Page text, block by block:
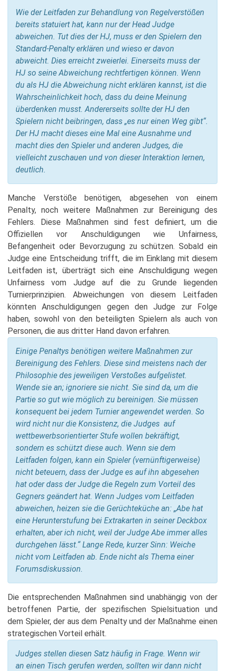
Wie der Leitfaden zur Behandlung von Regelverstößen
bereits statuiert hat, kann nur der Head Judge
abweichen. Tut dies der HJ, muss er den Spielern den
Standard-Penalty erklären und wieso er davon
abweicht. Dies erreicht zweierlei. Einerseits muss der
HJ so seine Abweichung rechtfertigen können. Wenn
du als HJ die Abweichung nicht erklären kannst, ist die
Wahrscheinlichkeit hoch, dass du deine Meinung
überdenken musst. Andererseits sollte der HJ den
Spielern nicht beibringen, dass „es nur einen Weg gibt“.
Der HJ macht dieses eine Mal eine Ausnahme und
macht dies den Spieler und anderen Judges, die
vielleicht zuschauen und von dieser Interaktion lernen,
deutlich.
Manche Verstöße benötigen, abgesehen von einem
Penalty, noch weitere Maßnahmen zur Bereinigung des
Fehlers. Diese Maßnahmen sind fest definiert, um die
Offiziellen vor Anschuldigungen wie Unfairness,
Befangenheit oder Bevorzugung zu schützen. Sobald ein
Judge eine Entscheidung trifft, die im Einklang mit diesem
Leitfaden ist, überträgt sich eine Anschuldigung wegen
Unfairness vom Judge auf die zu Grunde liegenden
Turnierprinzipien. Abweichungen von diesem Leitfaden
könnten Anschuldigungen gegen den Judge zur Folge
haben, sowohl von den beteiligten Spielern als auch von
Personen, die aus dritter Hand davon erfahren.
Einige Penaltys benötigen weitere Maßnahmen zur
Bereinigung des Fehlers. Diese sind meistens nach der
Philosophie des jeweiligen Verstoßes aufgelistet.
Wende sie an; ignoriere sie nicht. Sie sind da, um die
Partie so gut wie möglich zu bereinigen. Sie müssen
konsequent bei jedem Turnier angewendet werden. So
wird nicht nur die Konsistenz, die Judges auf
wettbewerbsorientierter Stufe wollen bekräftigt,
sondern es schützt diese auch. Wenn sie dem
Leitfaden folgen, kann ein Spieler (vernünftigerweise)
nicht beteuern, dass der Judge es auf ihn abgesehen
hat oder dass der Judge die Regeln zum Vorteil des
Gegners geändert hat. Wenn Judges vom Leitfaden
abweichen, heizen sie die Gerüchteküche an: „Abe hat
eine Herunterstufung bei Extrakarten in seiner Deckbox
erhalten, aber ich nicht, weil der Judge Abe immer alles
durchgehen lässt.“ Lange Rede, kurzer Sinn: Weiche
nicht vom Leitfaden ab. Ende nicht als Thema einer
Forumsdiskussion.
Die entsprechenden Maßnahmen sind unabhängig von der
betroffenen Partie, der spezifischen Spielsituation und
dem Spieler, der aus dem Penalty und der Maßnahme einen
strategischen Vorteil erhält.
Judges stellen diesen Satz häufig in Frage. Wenn wir
an einen Tisch gerufen werden, sollten wir dann nicht